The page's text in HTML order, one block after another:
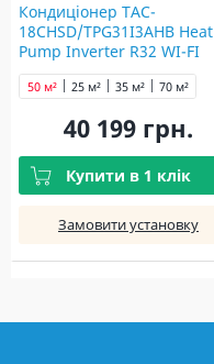
Кондиціонер TAC-
18CHSD/TPG31I3AHB Heat
Pump Inverter R32 WI-FI
25 м² 35 м²
50 м² 70 м²
40 199 грн.
Купити в 1 клік
Замовити установку